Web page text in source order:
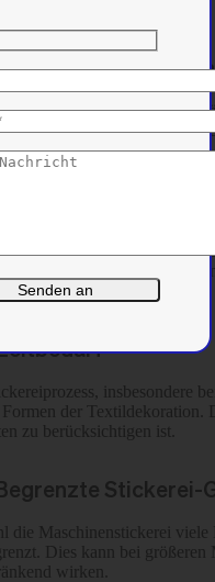
Maschinenstickerei werden
dass es nicht möglich
zu erzielen.
Nicht geeignet für
wie leichte Stoffe oder
werden. Die Stickerei
beeinträchtigen kann.
insbesondere
Formen der Textildekoration.
zu berücksichtigen ist.
Begrenzte Stickerei-
die Maschinenstickerei
Dies kann bei größeren
wirken.